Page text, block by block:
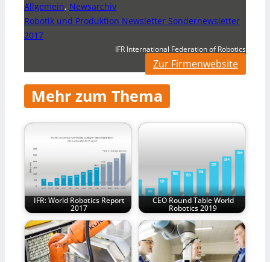
Allgemein, Newsarchiv
Robotik und Produktion Newsletter Sondernewsletter
2017
IFR International Federation of Robotics
Zur Firmenwebsite
Mehr zum Thema
IFR: World Robotics Report
2017
CEO Round Table World
Robotics 2019